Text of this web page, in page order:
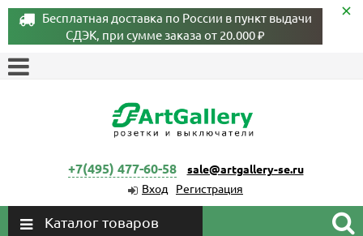
Бесплатная доставка по России в пункт выдачи
СДЭК, при сумме заказа от 20.000 ₽
+7(495) 477-60-58
sale@artgallery-se.ru
Вход
Регистрация
Каталог товаров